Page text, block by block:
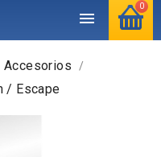
0

Accesorios
/ Escape